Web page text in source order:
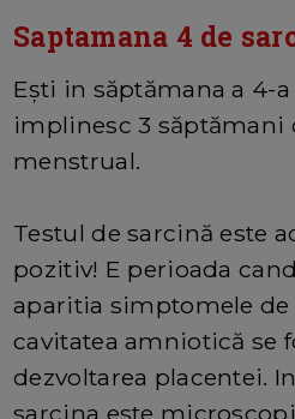
Saptamana 4 de
Ești in săptămana a 4-
implinesc 3
menstrual.
Testul de sarcină este
pozitiv! E perioada
aparitia simptomele de
cavitatea amniotică se
dezvoltarea placentei.
sarcina este